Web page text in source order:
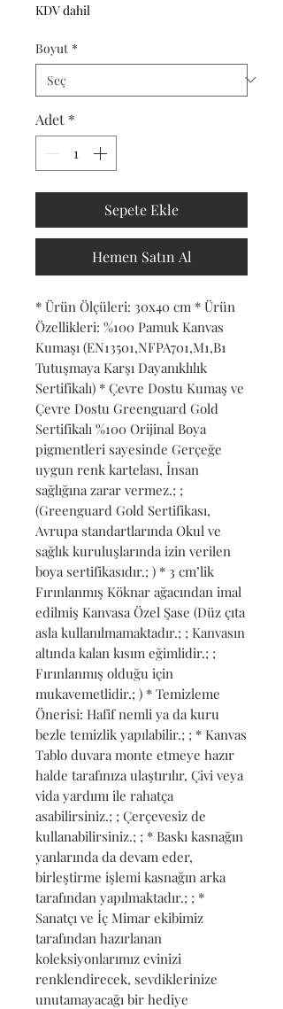
KDV dahil
Boyut *
Adet *
Sepete Ekle
Hemen Satın Al
* Ürün Ölçüleri: 30x40 cm * Ürün
Özellikleri: %100 Pamuk Kanvas
Kumaşı (EN13501,NFPA701,M1,B1
Tutuşmaya Karşı Dayanıklılık
Sertifikalı) * Çevre Dostu Kumaş ve
Çevre Dostu Greenguard Gold
Sertifikalı %100 Orijinal Boya
pigmentleri sayesinde Gerçeğe
uygun renk kartelası, İnsan
sağlığına zarar vermez.; ;
(Greenguard Gold Sertifikası,
Avrupa standartlarında Okul ve
sağlık kuruluşlarında izin verilen
boya sertifikasıdır.; ) * 3 cm’lik
Fırınlanmış Köknar ağacından imal
edilmiş Kanvasa Özel Şase (Düz çıta
asla kullanılmamaktadır.; ; Kanvasın
altında kalan kısım eğimlidir.; ;
Fırınlanmış olduğu için
mukavemetlidir.; ) * Temizleme
Önerisi: Hafif nemli ya da kuru
bezle temizlik yapılabilir.; ; * Kanvas
Tablo duvara monte etmeye hazır
halde tarafınıza ulaştırılır, Çivi veya
vida yardımı ile rahatça
asabilirsiniz.; ; Çerçevesiz de
kullanabilirsiniz.; ; * Baskı kasnağın
yanlarında da devam eder,
birleştirme işlemi kasnağın arka
tarafından yapılmaktadır.; ; *
Sanatçı ve İç Mimar ekibimiz
tarafından hazırlanan
koleksiyonlarımız evinizi
renklendirecek, sevdiklerinize
unutamayacağı bir hediye